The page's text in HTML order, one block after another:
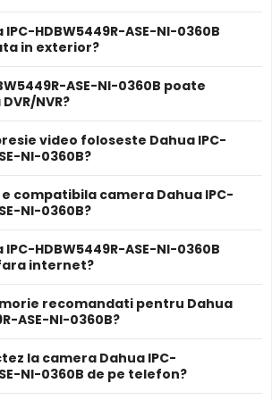
clare pe intreaga scena.
conecta microfoane, permitand
de la distanta, de pe PC sau chiar
alarma
lens Alarm 1/1,Audio 1/1,Micro SD,IP67, IK10
/ 4.4 W
alimentare NU este inclusa
alimenta printr-un singur cablu UTP/FTP din
Switch POE
IPC-HDBW5449R-ASE-NI-0360B
produsului Dahua IPC-HDBW5449R-ASE-NI-
HDBW5449R-ASE-NI-0360B
in exterior?
ASE-NI-0360B poate
NVR?
video foloseste Dahua IPC-
NI-0360B?
e compatibila camera Dahua IPC-
NI-0360B?
HDBW5449R-ASE-NI-0360B
internet?
recomandati pentru Dahua
ASE-NI-0360B?
la camera Dahua IPC-
NI-0360B de pe telefon?